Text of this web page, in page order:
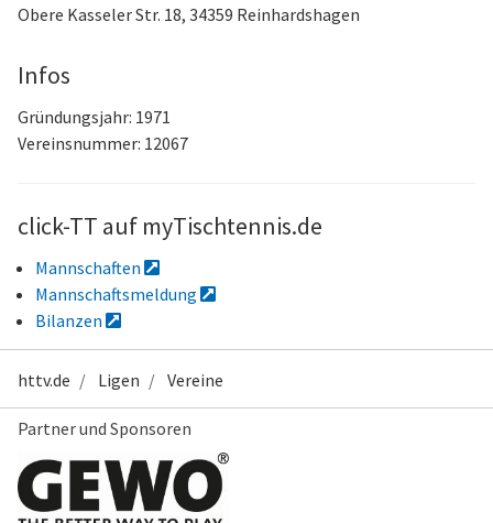
Obere Kasseler Str. 18, 34359 Reinhardshagen
Infos
Gründungsjahr: 1971
Vereinsnummer: 12067
click-TT auf myTischtennis.de
Mannschaften
Mannschaftsmeldung
Bilanzen
httv.de Ligen Vereine
Partner und Sponsoren